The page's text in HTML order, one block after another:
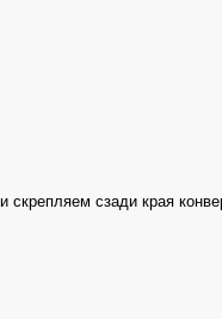
скрепляем сзади края